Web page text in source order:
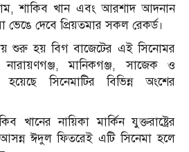
শাকিব খান এবং আরশাদ আদনান
দেবে প্রিয়তমার সকল রেকর্ড।
শুরু হয় বিগ বাজেটের এই সিনোমর
মানিকগঞ্জ, সাজেক ও
সিনেমাটির বিভিন্ন অংশের
খানের নায়িকা মার্কিন যুক্তরাষ্ট্রের
ঈদুল ফিতরেই এটি সিনেমা হলে